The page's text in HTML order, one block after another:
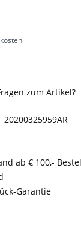
zum Artikel?
20200325959AR
ab € 100,-
Garantie